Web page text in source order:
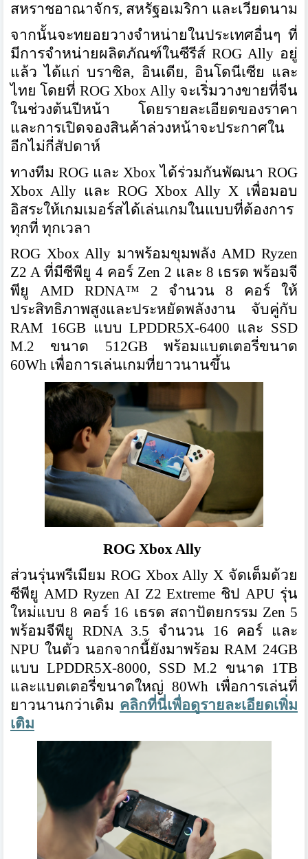
สหราชอาณาจักร, สหรัฐอเมริกา และเวียดนาม
จากนั้นจะทยอยวางจำหน่ายในประเทศอื่นๆ ที่
มีการจำหน่ายผลิตภัณฑ์ในซีรีส์ ROG Ally อยู่
แล้ว ได้แก่ บราซิล, อินเดีย, อินโดนีเซีย และ
ไทย โดยที่ ROG Xbox Ally จะเริ่มวางขายที่จีน
ในช่วงต้นปีหน้า โดยรายละเอียดของราคา
และการเปิดจองสินค้าล่วงหน้าจะประกาศใน
อีกไม่กี่สัปดาห์
ทางทีม ROG และ Xbox ได้ร่วมกันพัฒนา ROG
Xbox Ally และ ROG Xbox Ally X เพื่อมอบ
อิสระให้เกมเมอร์สได้เล่นเกมในแบบที่ต้องการ
ทุกที่ ทุกเวลา
ROG Xbox Ally มาพร้อมขุมพลัง AMD Ryzen
Z2 A ที่มีซีพียู 4 คอร์ Zen 2 และ 8 เธรด พร้อมจี
พียู AMD RDNA™ 2 จำนวน 8 คอร์ ให้
ประสิทธิภาพสูงและประหยัดพลังงาน จับคู่กับ
RAM 16GB แบบ LPDDR5X-6400 และ SSD
M.2 ขนาด 512GB พร้อมแบตเตอรี่ขนาด
60Wh เพื่อการเล่นเกมที่ยาวนานขึ้น
ROG Xbox Ally
ส่วนรุ่นพรีเมียม ROG Xbox Ally X จัดเต็มด้วย
ซีพียู AMD Ryzen AI Z2 Extreme ชิป APU รุ่น
ใหม่แบบ 8 คอร์ 16 เธรด สถาปัตยกรรม Zen 5
พร้อมจีพียู RDNA 3.5 จำนวน 16 คอร์ และ
NPU ในตัว นอกจากนี้ยังมาพร้อม RAM 24GB
แบบ LPDDR5X-8000, SSD M.2 ขนาด 1TB
และแบตเตอรี่ขนาดใหญ่ 80Wh เพื่อการเล่นที่
ยาวนานกว่าเดิม คลิกที่นี่เพื่อดูรายละเอียดเพิ่ม
เติม